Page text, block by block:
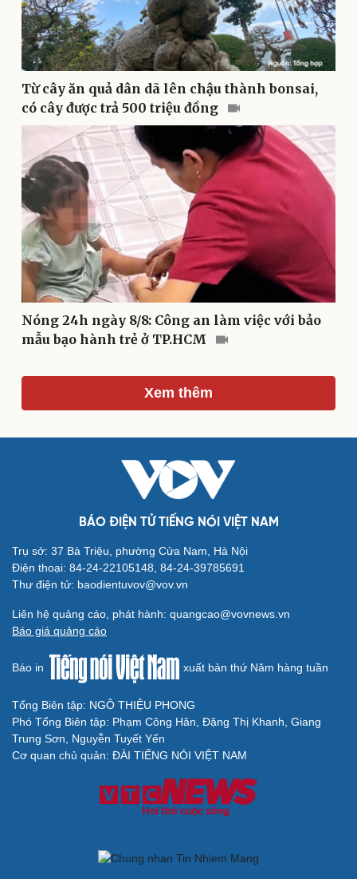
Sân khấu - Điện ảnh
Văn học
Âm nhạc
Di sản
Thời trang
Sao Việt
Đọc truyện đêm khuya
Cửa sổ tình yêu
Kể chuyện cho bé
Hạt giống tâm hồn
Cải chính
Từ cây ăn quả dân dã lên chậu thành bonsai,
có cây được trả 500 triệu đồng
Nóng 24h ngày 8/8: Công an làm việc với bảo
mẫu bạo hành trẻ ở TP.HCM
Xem thêm
BÁO ĐIỆN TỬ TIẾNG NÓI VIỆT NAM
Trụ sở: 37 Bà Triệu, phường Cửa Nam, Hà Nội
Điện thoại: 84-24-22105148, 84-24-39785691
Thư điện tử: baodientuvov@vov.vn
Liên hệ quảng cáo, phát hành: quangcao@vovnews.vn
Báo giá quảng cáo
Báo in xuất bản thứ Năm hàng tuần
Tổng Biên tập: NGÔ THIỆU PHONG
Phó Tổng Biên tập: Phạm Công Hân, Đặng Thị Khanh, Giang
Trung Sơn, Nguyễn Tuyết Yến
Cơ quan chủ quản: ĐÀI TIẾNG NÓI VIỆT NAM